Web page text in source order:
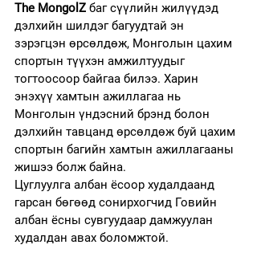
The MongolZ баг сүүлийн жилүүдэд
дэлхийн шилдэг багуудтай эн
зэрэгцэн өрсөлдөж, Монголын цахим
спортын түүхэн амжилтуудыг
тогтоосоор байгаа билээ. Харин
энэхүү хамтын ажиллагаа нь
Монголын үндэсний брэнд болон
дэлхийн тавцанд өрсөлдөж буй цахим
спортын багийн хамтын ажиллагааны
жишээ болж байна.
Цуглуулга албан ёсоор худалдаанд
гарсан бөгөөд сонирхогчид Говийн
албан ёсны сувгуудаар дамжуулан
худалдан авах боломжтой.